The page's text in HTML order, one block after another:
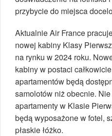
przybycie do miejsca
Aktualnie Air France
nowej kabiny Klasy
na rynku w 2024 roku.
kabiny w postaci
apartamentów będą
samolotów niż obecnie.
apartamenty w Klasie
będą wyposażone w fotel,
płaskie łóżko.